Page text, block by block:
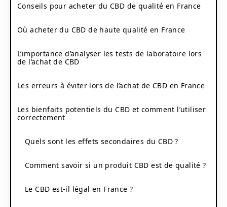
Conseils pour acheter du CBD de qualité en France
Où acheter du CBD de haute qualité en France
L’importance d’analyser les tests de laboratoire lors
de l’achat de CBD
Les erreurs à éviter lors de l’achat de CBD en France
Les bienfaits potentiels du CBD et comment l’utiliser
correctement
Quels sont les effets secondaires du CBD ?
Comment savoir si un produit CBD est de qualité ?
Le CBD est-il légal en France ?